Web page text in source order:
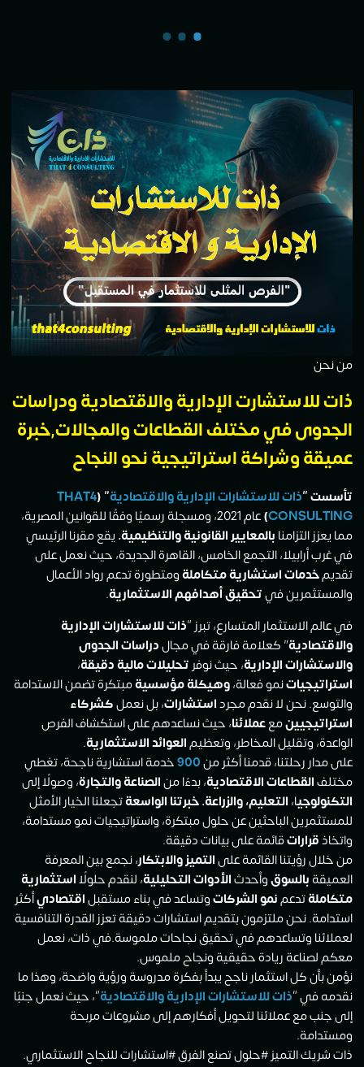
من نحن
ذات للاستشارت الإدارية والاقتصادية ودراسات
الجدوى في مختلف القطاعات والمجالات,خبرة
عميقة وشراكة استراتيجية نحو النجاح
تأسست “ذات للاستشارات الإدارية والاقتصادية” (
THAT4
CONSULTING
)
عام 2021، ومسجلة رسميًا وفقًا للقوانين المصرية،
مما يعزز التزامنا بالمعايير القانونية والتنظيمية.يقع مقرنا الرئيسي
في غرب أرابيلا، التجمع الخامس، القاهرة الجديدة، حيث نعمل على
تقديمخدمات استشارية متكاملةومتطورة تدعم رواد الأعمال
والمستثمرين فيتحقيق أهدافهم الاستثمارية.
في عالم الاستثمار المتسارع، تبرز “ذات للاستشارات الإدارية
والاقتصادية” كعلامة فارقة في مجالدراسات الجدوى
والاستشارات الإدارية، حيث نوفرتحليلات مالية دقيقة،
استراتيجياتنمو فعالة،وهيكلة مؤسسيةمبتكرة تضمن الاستدامة
والتوسع. نحن لا نقدم مجرداستشارات، بل نعملكشركاء
استراتيجيينمععملائنا، حيث نساعدهم على استكشاف الفرص
الواعدة، وتقليل المخاطر، وتعظيمالعوائد الاستثمارية.
على مدار رحلتنا، قدمنا أكثر من900خدمة استشارية ناجحة، تغطي
مختلفالقطاعات الاقتصادية، بدءًا منالصناعة والتجارة، وصولًا إلى
التكنولوجيا، التعليم، والزراعة. خبرتنا الواسعةتجعلنا الخيار الأمثل
للمستثمرين الباحثين عن حلول مبتكرة، واستراتيجيات نمو مستدامة،
واتخاذقراراتقائمة على بيانات دقيقة.
من خلال رؤيتنا القائمة علىالتميز والابتكار، نجمع بين المعرفة
العميقة بالسوقوأحدثالأدوات التحليلية، لنقدم حلولًااستثمارية
متكاملةتدعمنمو الشركاتوتساعد في بناء مستقبلاقتصاديأكثر
استدامة. نحن ملتزمون بتقديم استشارات دقيقة تعزز القدرة التنافسية
لعملائنا وتساعدهم في تحقيق نجاحات ملموسة.في ذات، نعمل
معكم لصناعة ريادة حقيقية ونجاح ملموس.
نؤمن بأن كل استثمار ناجح يبدأ بفكرة مدروسة ورؤية واضحة، وهذا ما
نقدمه في “ذات للاستشارات الإدارية والاقتصادية“، حيث نعمل جنبًا
إلى جنب مع عملائنا لتحويل أفكارهم إلى مشروعات مربحة
ومستدامة.
ذات شريك التميز #حلول تصنع الفرق #استشارات للنجاح الاستثماري.